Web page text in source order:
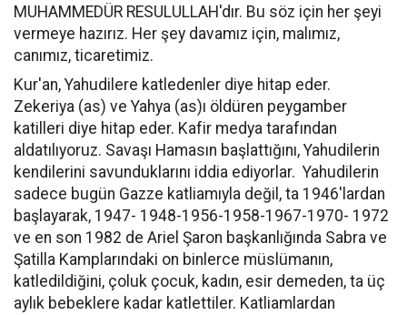
MUHAMMEDÜR RESULULLAH'dır. Bu söz için her şeyi
vermeye hazırız. Her şey davamız için, malımız,
canımız, ticaretimiz.
Kur'an, Yahudilere katledenler diye hitap eder.
Zekeriya (as) ve Yahya (as)ı öldüren peygamber
katilleri diye hitap eder. Kafir medya tarafından
aldatılıyoruz. Savaşı Hamasın başlattığını, Yahudilerin
kendilerini savunduklarını iddia ediyorlar. Yahudilerin
sadece bugün Gazze katliamıyla değil, ta 1946'lardan
başlayarak, 1947- 1948-1956-1958-1967-1970- 1972
ve en son 1982 de Ariel Şaron başkanlığında Sabra ve
Şatilla Kamplarındaki on binlerce müslümanın,
katledildiğini, çoluk çocuk, kadın, esir demeden, ta üç
aylık bebeklere kadar katlettiler. Katliamlardan